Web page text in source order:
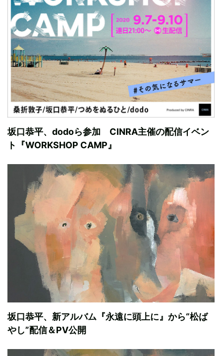
坂口恭平、dodoら参加 CINRA主催の配信イベン
ト『WORKSHOP CAMP』
坂口恭平、新アルバム『永遠に頭上に』から“松ば
やし”配信＆PV公開